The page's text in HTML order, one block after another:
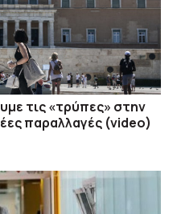
τις «τρύπες» στην
παραλλαγές (video)